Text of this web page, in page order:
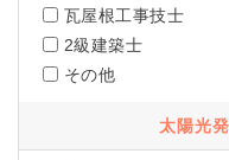
瓦屋根工事技士
2級建築士
その他
太陽光